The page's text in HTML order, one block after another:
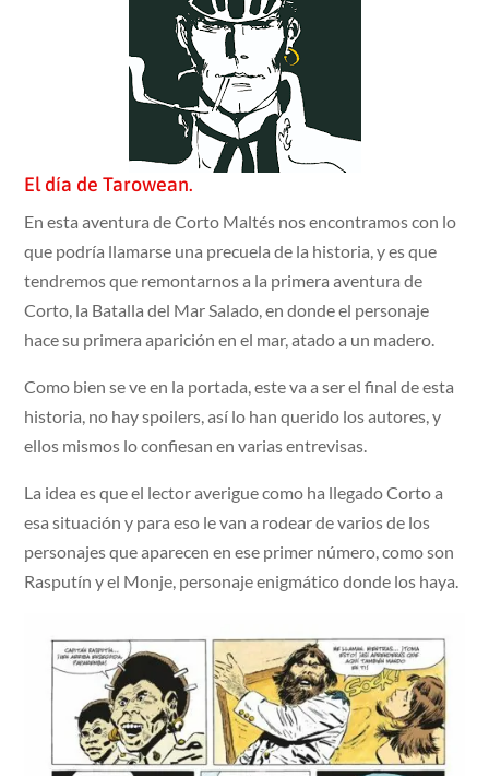
El día de Tarowean.
En esta aventura de Corto Maltés nos encontramos con lo
que podría llamarse una precuela de la historia, y es que
tendremos que remontarnos a la primera aventura de
Corto, la Batalla del Mar Salado, en donde el personaje
hace su primera aparición en el mar, atado a un madero.
Como bien se ve en la portada, este va a ser el final de esta
historia, no hay spoilers, así lo han querido los autores, y
ellos mismos lo confiesan en varias entrevisas.
La idea es que el lector averigue como ha llegado Corto a
esa situación y para eso le van a rodear de varios de los
personajes que aparecen en ese primer número, como son
Rasputín y el Monje, personaje enigmático donde los haya.